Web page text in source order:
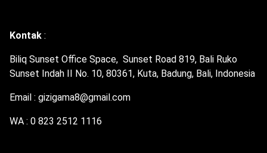
Kontak :
Biliq Sunset Office Space, Sunset Road 819, Bali Ruko
Sunset Indah II No. 10, 80361, Kuta, Badung, Bali, Indonesia
Email : gizigama8@gmail.com
WA : 0 823 2512 1116